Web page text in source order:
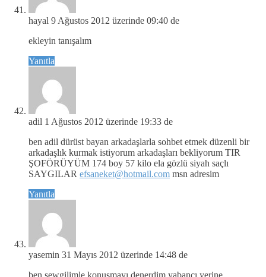
hayal 9 Ağustos 2012 üzerinde 09:40 de
ekleyin tanışalım
Yanıtla
adil 1 Ağustos 2012 üzerinde 19:33 de
ben adil dürüst bayan arkadaşlarla sohbet etmek düzenli bir
arkadaşlık kurmak istiyorum arkadaşları bekliyorum TIR
ŞOFÖRÜYÜM 174 boy 57 kilo ela gözlü siyah saçlı
SAYGILAR efsaneket@hotmail.com msn adresim
Yanıtla
yasemin 31 Mayıs 2012 üzerinde 14:48 de